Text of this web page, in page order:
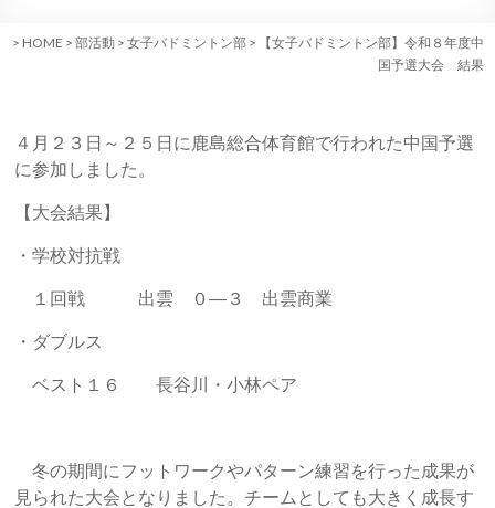
> HOME > 部活動 > 女子バドミントン部 >
【女子バドミントン部】令和８年度中
国予選大会 結果
４月２３日～２５日に鹿島総合体育館で行われた中国予選
に参加しました。
【大会結果】
・学校対抗戦
１回戦 出雲 ０―３ 出雲商業
・ダブルス
ベスト１６ 長谷川・小林ペア
冬の期間にフットワークやパターン練習を行った成果が
見られた大会となりました。チームとしても大きく成長す